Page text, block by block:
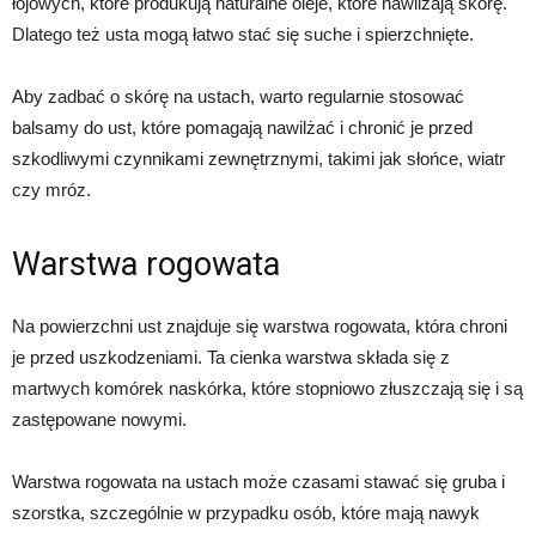
Dlatego też usta mogą łatwo stać się suche i spierzchnięte.
Aby zadbać o skórę na ustach, warto regularnie stosować
balsamy do ust, które pomagają nawilżać i chronić je przed
szkodliwymi czynnikami zewnętrznymi, takimi jak słońce, wiatr
czy mróz.
Warstwa rogowata
Na powierzchni ust znajduje się warstwa rogowata, która chroni
je przed uszkodzeniami. Ta cienka warstwa składa się z
martwych komórek naskórka, które stopniowo złuszczają się i są
zastępowane nowymi.
Warstwa rogowata na ustach może czasami stawać się gruba i
szorstka, szczególnie w przypadku osób, które mają nawyk